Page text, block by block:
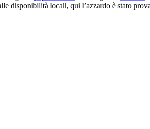
disponibilità locali, qui l’azzardo è stato